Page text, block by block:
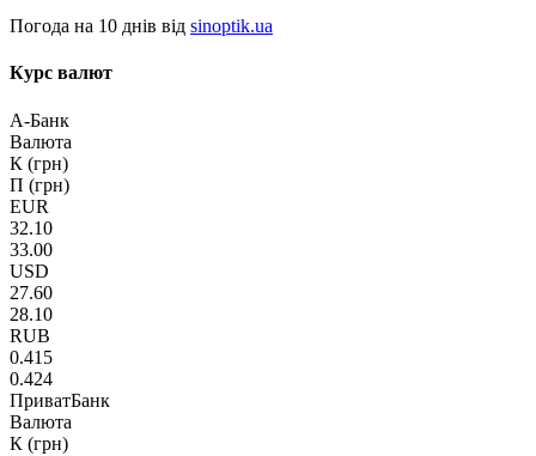
Погода на 10 днів від sinoptik.ua
Курс валют
А-Банк
Валюта
К (грн)
П (грн)
EUR
32.10
33.00
USD
27.60
28.10
RUB
0.415
0.424
ПриватБанк
Валюта
К (грн)